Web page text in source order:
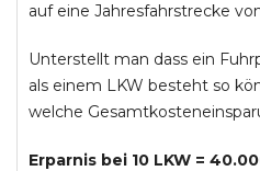
auf eine Jahresfahrstrecke
Unterstellt man dass ein
als einem LKW besteht so
welche
Erparnis bei 10 LKW =